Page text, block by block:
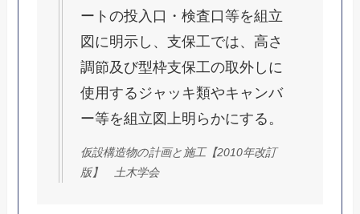
ートの投入口・検査口等を組立
図に明示し、支保工では、高さ
調節及び型枠支保工の取外しに
使用するジャッキ類やキャンバ
ー等を組立図上明らかにする。
仮設構造物の計画と施工【2010年改訂
版】 土木学会